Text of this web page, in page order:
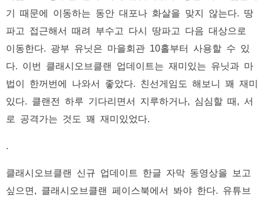
기 때문에 이동하는 동안 대포나 화살을 맞지 않는다. 땅
파고 접근해서 때려 부수고 다시 땅파고 다음 대상으로
이동한다. 광부 유닛은 마을회관 10홀부터 사용할 수 있
다. 이번 클래시오브클랜 업데이트는 재미있는 유닛과 마
법이 한꺼번에 나와서 좋았다. 친선게임도 해보니 꽤 재미
있다. 클랜전 하루 기다리면서 지루하거나, 심심할 때, 서
로 공격가는 것도 꽤 재미있었다.
클래시오브클랜 신규 업데이트 한글 자막 동영상을 보고
싶으면, 클래시오브클랜 페이스북에서 봐야 한다. 유튜브